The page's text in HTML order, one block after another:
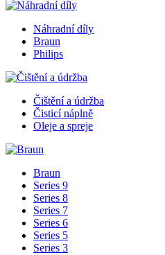
Náhradní díly
Braun
Philips
Čištění a údržba
Čisticí náplně
Oleje a spreje
Braun
Series 9
Series 8
Series 7
Series 6
Series 5
Series 3